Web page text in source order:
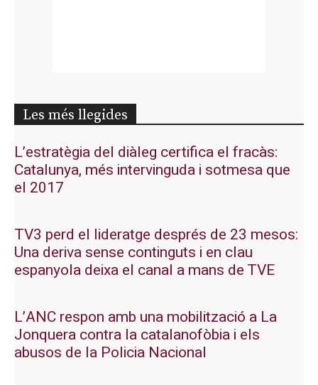
Les més llegides
L’estratègia del diàleg certifica el fracàs:
Catalunya, més intervinguda i sotmesa que
el 2017
TV3 perd el lideratge després de 23 mesos:
Una deriva sense continguts i en clau
espanyola deixa el canal a mans de TVE
L’ANC respon amb una mobilització a La
Jonquera contra la catalanofòbia i els
abusos de la Policia Nacional